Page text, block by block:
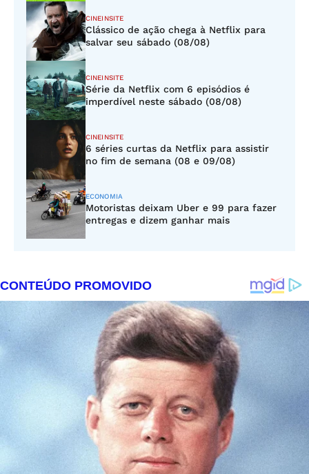
CINEINSITE
Clássico de ação chega à Netflix para
salvar seu sábado (08/08)
CINEINSITE
Série da Netflix com 6 episódios é
imperdível neste sábado (08/08)
CINEINSITE
6 séries curtas da Netflix para assistir
no fim de semana (08 e 09/08)
ECONOMIA
Motoristas deixam Uber e 99 para fazer
entregas e dizem ganhar mais